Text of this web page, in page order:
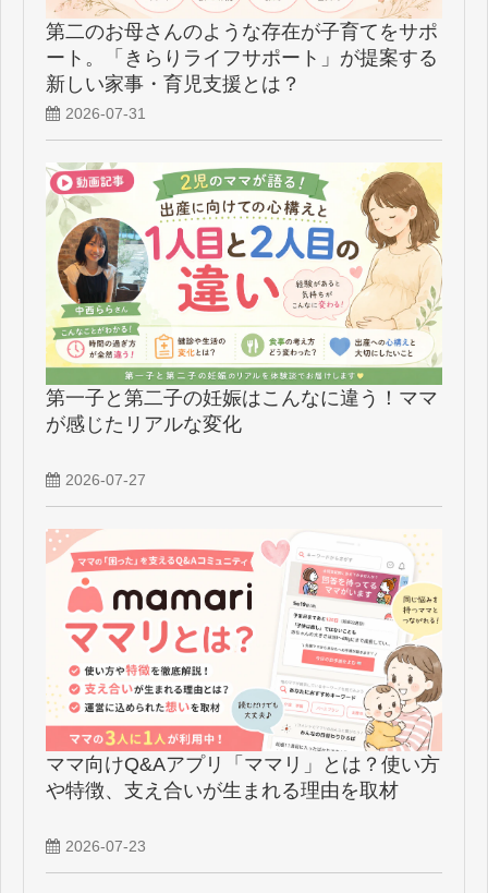
第二のお母さんのような存在が子育てをサポ
ート。「きらりライフサポート」が提案する
新しい家事・育児支援とは？
2026-07-31
第一子と第二子の妊娠はこんなに違う！ママ
が感じたリアルな変化
2026-07-27
ママ向けQ&Aアプリ「ママリ」とは？使い方
や特徴、支え合いが生まれる理由を取材
2026-07-23